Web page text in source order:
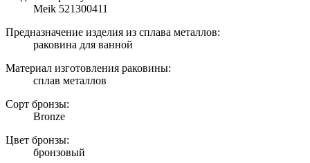
Meik 521300411
Предназначение изделия из сплава металлов:
раковина для ванной
Материал изготовления раковины:
сплав металлов
Сорт бронзы:
Bronze
Цвет бронзы:
бронзовый